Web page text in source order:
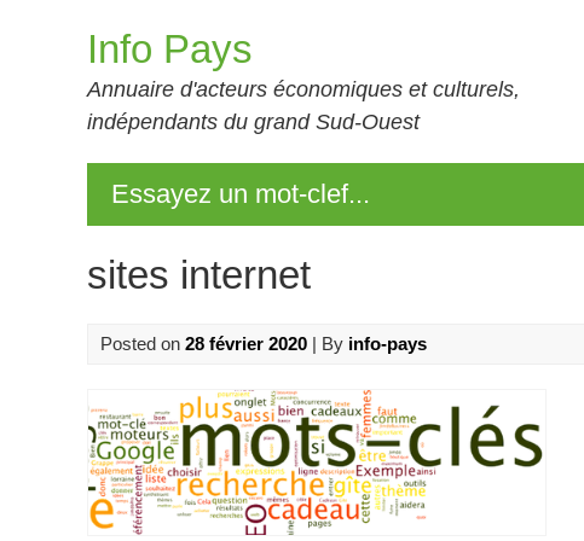
Info Pays
Annuaire d'acteurs économiques et culturels,
indépendants du grand Sud-Ouest
Essayez un mot-clef...
sites internet
Posted on 28 février 2020 | By info-pays